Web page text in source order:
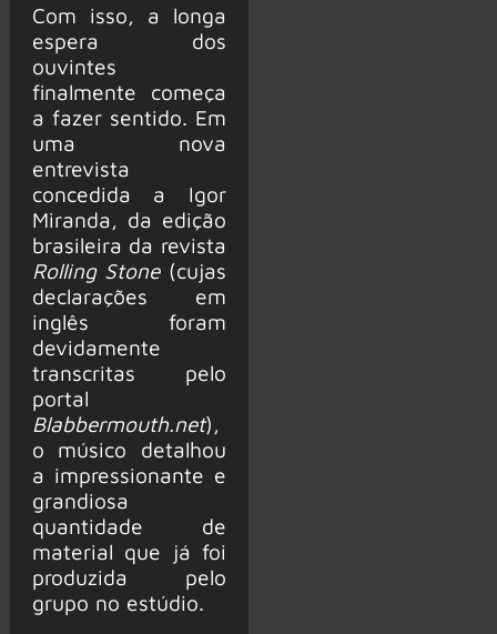
Com isso, a longa
espera dos
ouvintes
finalmente começa
a fazer sentido. Em
uma nova
entrevista
concedida a Igor
Miranda, da edição
brasileira da revista
Rolling Stone(cujas
declarações em
inglês foram
devidamente
transcritas pelo
portal
Blabbermouth.net),
o músico detalhou
a impressionante e
grandiosa
quantidade de
material que já foi
produzida pelo
grupo no estúdio.